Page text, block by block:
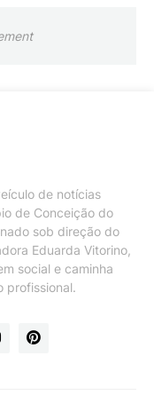
de notícias
de Conceição do
sob direção do
Eduarda Vitorino,
social e caminha
profissional.